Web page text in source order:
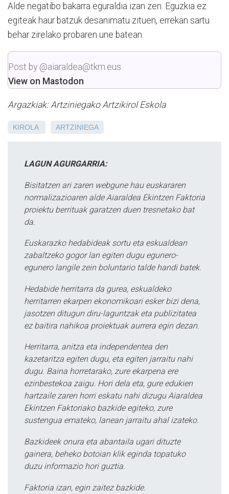
Alde negatibo bakarra eguraldia izan zen. Eguzkia ez
egiteak haur batzuk desanimatu zituen, errekan sartu
behar zirelako probaren une batean.
Post by @aiaraldea@tkm.eus
View on Mastodon
Argazkiak: Artziniegako Artzikirol Eskola
KIROLA ARTZINIEGA
LAGUN AGURGARRIA:
Bisitatzen ari zaren webgune hau euskararen
normalizazioaren alde Aiaraldea Ekintzen Faktoria
proiektu berrituak garatzen duen tresnetako bat
da.
Euskarazko hedabideak sortu eta eskualdean
zabaltzeko gogor lan egiten dugu egunero-
egunero langile zein boluntario talde handi batek.
Hedabide herritarra da gurea, eskualdeko
herritarren ekarpen ekonomikoari esker bizi dena,
jasotzen ditugun diru-laguntzak eta publizitatea
ez baitira nahikoa proiektuak aurrera egin dezan.
Herritarra, anitza eta independentea den
kazetaritza egiten dugu, eta egiten jarraitu nahi
dugu. Baina horretarako, zure ekarpena ere
ezinbestekoa zaigu. Hori dela eta, gure edukien
hartzaile zaren horri eskatu nahi dizugu Aiaraldea
Ekintzen Faktoriako bazkide egiteko, zure
sustengua emateko, lanean jarraitu ahal izateko.
Bazkideek onura eta abantaila ugari dituzte
gainera, beheko botoian klik eginda topatuko
duzu informazio hori guztia.
Faktoria izan, egin zaitez bazkide.